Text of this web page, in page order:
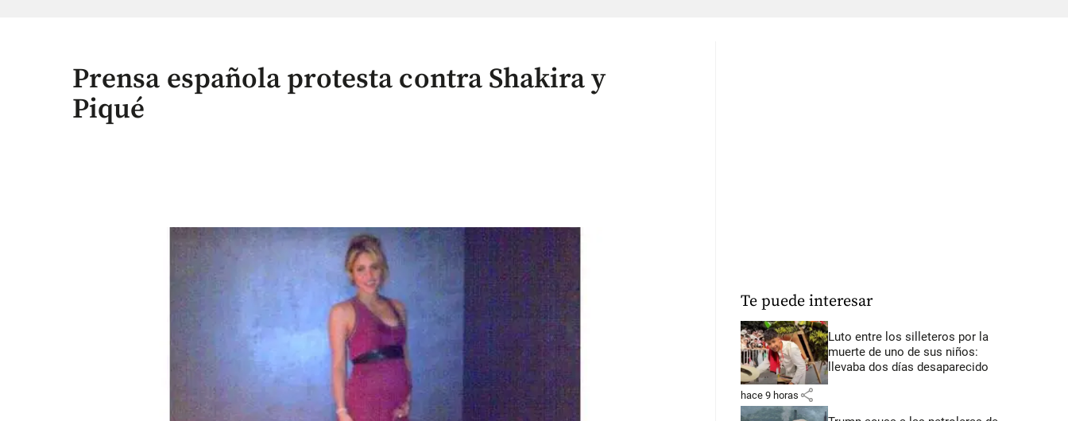
Prensa española protesta contra Shakira y
Piqué
Te puede interesar
Luto entre los silleteros por la
muerte de uno de sus niños:
llevaba dos días desaparecido
hace 9 horas share